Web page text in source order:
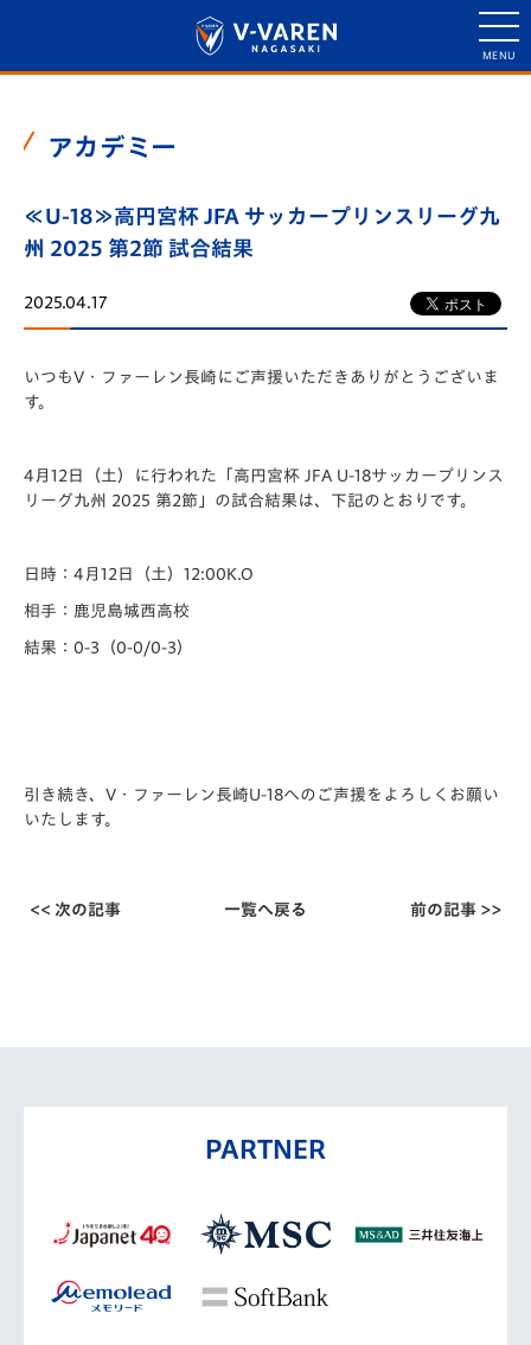
アカデミー
≪U-18≫高円宮杯 JFA サッカープリンスリーグ九
州 2025 第2節 試合結果
2025.04.17
いつもV・ファーレン長崎にご声援いただきありがとうございま
す。
4月12日（土）に行われた「️高円宮杯 JFA U-18サッカープリンス
リーグ九州 2025 第2節」の試合結果は、下記のとおりです。
日時：4月12日（土）12:00K.O
相手：鹿児島城西高校
結果：0-3（0-0/0-3）
引き続き、V・ファーレン長崎U-18へのご声援をよろしくお願い
いたします。
<< 次の記事 一覧へ戻る 前の記事 >>
PARTNER